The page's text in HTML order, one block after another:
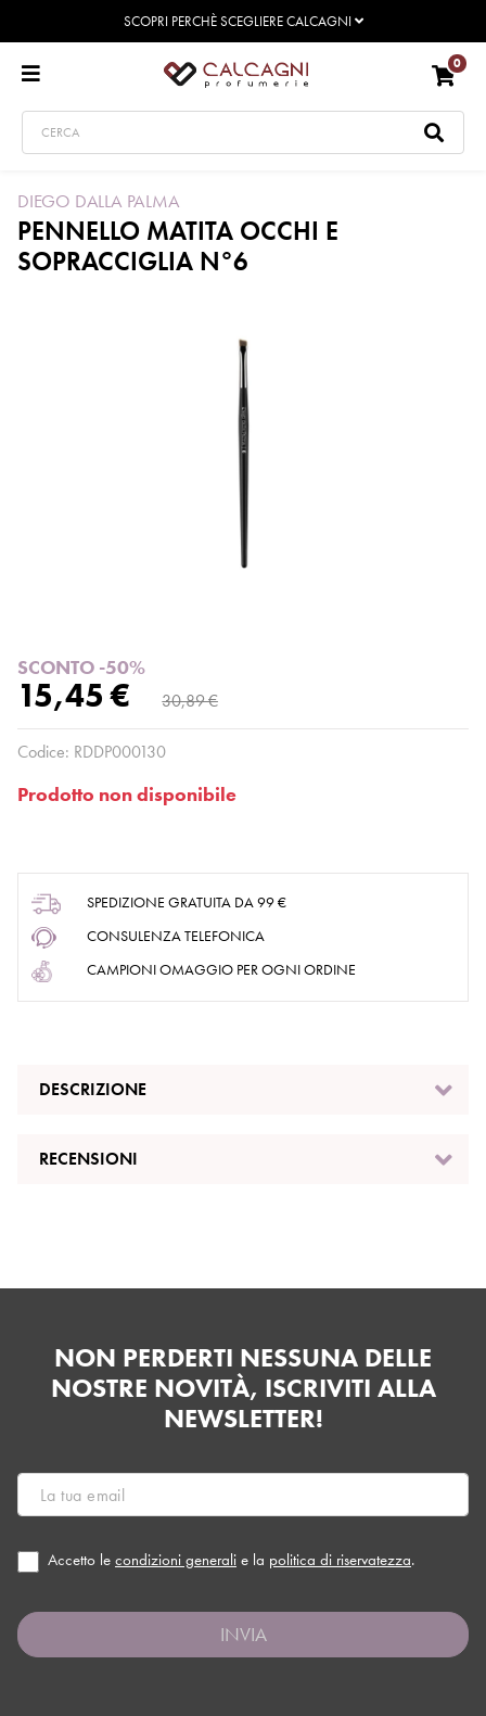
SCOPRI PERCHÈ SCEGLIERE CALCAGNI
0
DIEGO DALLA PALMA
PENNELLO MATITA OCCHI E
SOPRACCIGLIA N°6
SCONTO -50%
15,45 € 30,89 €
Codice: RDDP000130
Prodotto non disponibile
SPEDIZIONE GRATUITA DA 99 €
CONSULENZA TELEFONICA
CAMPIONI OMAGGIO PER OGNI ORDINE
DESCRIZIONE
RECENSIONI
NON PERDERTI NESSUNA DELLE
NOSTRE NOVITÀ, ISCRIVITI ALLA
NEWSLETTER!
Accetto le condizioni generali e la politica di riservatezza.
INVIA